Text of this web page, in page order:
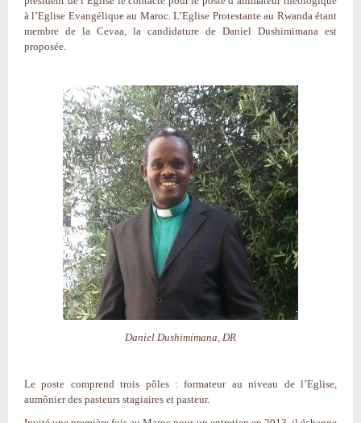
à l’Eglise Evangélique au Maroc. L’Eglise Protestante au Rwanda étant
membre de la Cevaa, la candidature de Daniel Dushimimana est
proposée.
Daniel Dushimimana, DR
Le poste comprend trois pôles : formateur au niveau de l’Eglise,
aumônier des pasteurs stagiaires et pasteur.